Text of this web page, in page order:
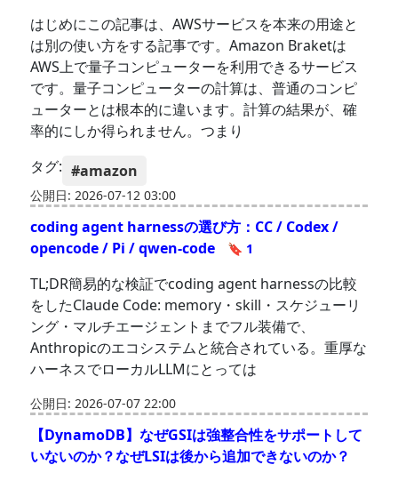
はじめにこの記事は、AWSサービスを本来の用途と
は別の使い方をする記事です。Amazon Braketは
AWS上で量子コンピューターを利用できるサービス
です。量子コンピューターの計算は、普通のコンピ
ューターとは根本的に違います。計算の結果が、確
率的にしか得られません。つまり
タグ: #amazon
公開日: 2026-07-12 03:00
coding agent harnessの選び方：CC / Codex /
opencode / Pi / qwen-code
🔖 1
TL;DR簡易的な検証でcoding agent harnessの比較
をしたClaude Code: memory・skill・スケジューリ
ング・マルチエージェントまでフル装備で、
Anthropicのエコシステムと統合されている。重厚な
ハーネスでローカルLLMにとっては
公開日: 2026-07-07 22:00
【DynamoDB】なぜGSIは強整合性をサポートして
いないのか？なぜLSIは後から追加できないのか？